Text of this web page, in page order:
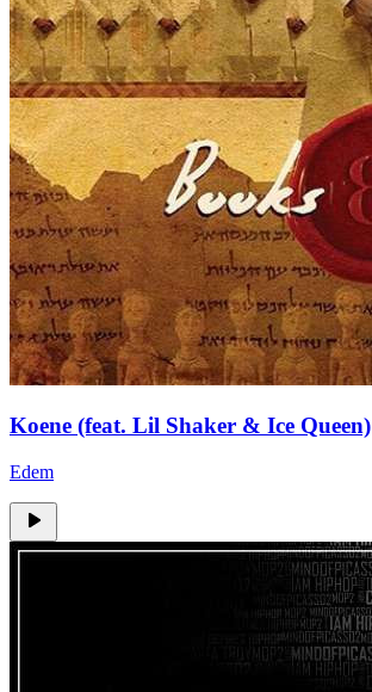
Koene (feat. Lil Shaker & Ice Queen)
Edem